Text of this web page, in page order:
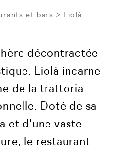
et bars Liolà
décontractée
Liolà incarne
de la trattoria
Doté de sa
et d'une vaste
le restaurant